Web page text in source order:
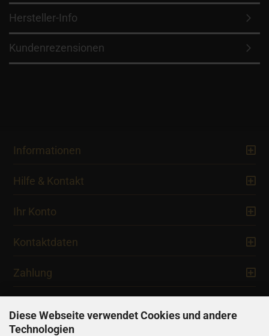
Diese Webseite verwendet Cookies und andere
Technologien
Hersteller-Info
Kundenrezensionen
Informationen
Hilfe & Kontakt
Ihr Konto
Kontaktdaten
Zahlung